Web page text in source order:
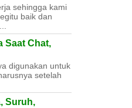
sehingga kami
baik dan
Saat Chat,
digunakan untuk
setelah
Suruh,